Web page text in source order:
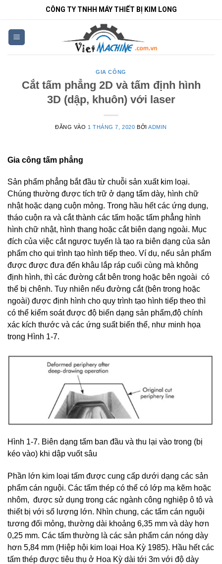
nội
dung
CÔNG TY TNHH MÁY THIẾT BỊ KIM LONG
GIA CÔNG
Cắt tấm phẳng 2D và tấm định hình
3D (dập, khuôn) với laser
ĐĂNG VÀO 1 THÁNG 7, 2020 BỞIADMIN
Gia công tấm phẳng
Sản phẩm phẳng bắt đầu từ chuỗi sản xuất kim loại.
Chúng thường được tích trữ ở dạng tấm dày, hình chữ
nhật hoặc dạng cuộn mỏng. Trong hầu hết các ứng dụng,
tháo cuộn ra và cắt thành các tấm hoặc tấm phẳng hình
hình chữ nhật, hình thang hoặc cắt biên dạng ngoài. Mục
đích của việc cắt ngược tuyến là tạo ra biên dạng của sản
phẩm cho qui trình tạo hình tiếp theo. Ví dụ, nếu sản phẩm
được được đưa đến khâu lắp ráp cuối cùng mà không
định hình, thì các đường cắt bên trong hoặc bên ngoài có
thể bị chênh. Tuy nhiên nếu đường cắt (bên trong hoặc
ngoài) được định hình cho quy trình tạo hình tiếp theo thì
có thể kiểm soát được độ biến dạng sản phẩm,độ chính
xác kích thước và các ứng suất biến thể, như minh họa
trong Hình 1-7.
Hình 1-7. Biên dạng tấm ban đầu và thu lại vào trong (bị
kéo vào) khi dập vuốt sâu
Phần lớn kim loại tấm được cung cấp dưới dạng các sản
phẩm cán nguội. Các tấm thép có thể có lớp mạ kẽm hoặc
nhôm, được sử dụng trong các ngành công nghiệp ô tô và
thiết bị với số lượng lớn. Nhìn chung, các tấm cán nguội
tương đối mỏng, thường dài khoảng 6,35 mm và dày hơn
0,25 mm. Các tấm thường là các sản phẩm cán nóng dày
hơn 5,84 mm (Hiệp hội kim loại Hoa Kỳ 1985). Hầu hết các
tấm thép được tiêu thụ ở Hoa Kỳ dài tới 3m với độ dày